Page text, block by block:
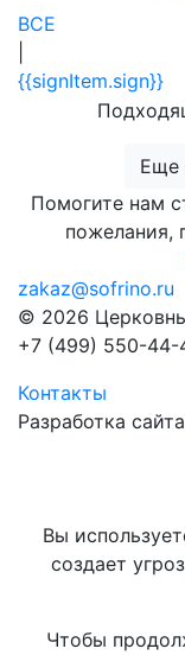
ВСЕ
{{signItem.sign}}
Еще
Помогите нам
пожелания,
zakaz@sofrino.ru
© 2026
+7 (499) 550-44-
Контакты
Разработка сайта
Вы
создает
Чтобы